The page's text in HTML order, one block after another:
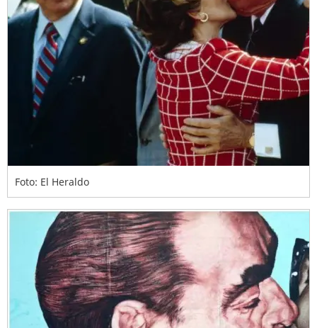
Foto: El Heraldo